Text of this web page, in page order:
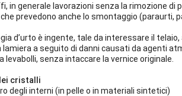
in generale lavorazioni senza la rimozione di
che prevedono anche lo smontaggio (paraurti,
d’urto è ingente, tale da interessare il
a seguito di danni causati da agenti
levabolli, senza intaccare la vernice originale.
cristalli
degli interni (in pelle o in materiali sintetici)